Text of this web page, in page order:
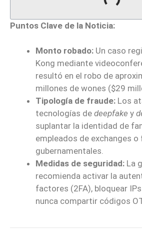
Puntos Clave de la Noticia:
Monto robado: Un caso
Kong mediante
resultó en el robo de
millones de wones ($29
Tipología de fraude: Los
tecnologías de deepfake y
suplantar la identidad de
empleados de exchanges
gubernamentales.
Medidas de seguridad: La
recomienda activar la
factores (2FA), bloquear
nunca compartir códigos